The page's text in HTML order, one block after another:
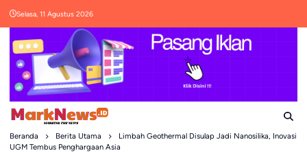
Selasa, 11 Agustus 2026
Beranda Berita Utama
Limbah Geothermal Disulap Jadi Nanosilika, Inovasi
UGM Tembus Penghargaan Asia